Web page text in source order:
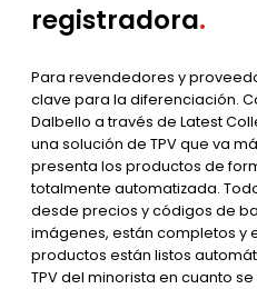
registradora.
Para revendedores y
clave para la diferenciación.
Dalbello a través de Latest
una solución de TPV que va
presenta los productos de
totalmente automatizada.
desde precios y códigos de
imágenes, están completos y
productos están listos
TPV del minorista en cuanto